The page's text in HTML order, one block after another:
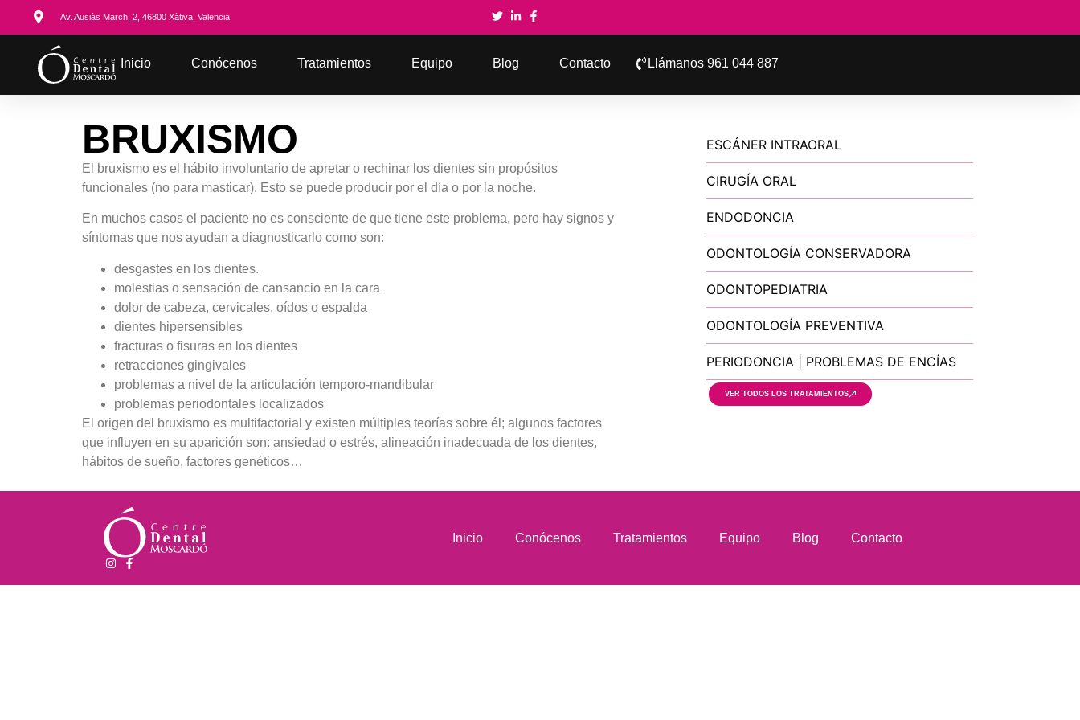
Av. Ausiàs March, 2, 46800 Xàtiva, Valencia
Inicio Conócenos Tratamientos Equipo Blog Contacto Llámanos 961 044 887
BRUXISMO
El bruxismo es el hábito involuntario de apretar o rechinar los dientes sin propósitos
funcionales (no para masticar). Esto se puede producir por el día o por la noche.
En muchos casos el paciente no es consciente de que tiene este problema, pero hay signos y
síntomas que nos ayudan a diagnosticarlo como son:
desgastes en los dientes.
molestias o sensación de cansancio en la cara
dolor de cabeza, cervicales, oídos o espalda
dientes hipersensibles
fracturas o fisuras en los dientes
retracciones gingivales
problemas a nivel de la articulación temporo-mandibular
problemas periodontales localizados
El origen del bruxismo es multifactorial y existen múltiples teorías sobre él; algunos factores
que influyen en su aparición son: ansiedad o estrés, alineación inadecuada de los dientes,
hábitos de sueño, factores genéticos…
ESCÁNER INTRAORAL
CIRUGÍA ORAL
ENDODONCIA
ODONTOLOGÍA CONSERVADORA
ODONTOPEDIATRIA
ODONTOLOGÍA PREVENTIVA
PERIODONCIA | PROBLEMAS DE ENCÍAS
VER TODOS LOS TRATAMIENTOS
Inicio Conócenos Tratamientos Equipo Blog Contacto